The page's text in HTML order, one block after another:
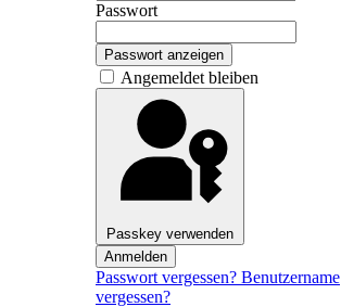
Passwort
Passwort anzeigen
Angemeldet bleiben
Passkey verwenden
Anmelden
Passwort vergessen? Benutzername
vergessen?